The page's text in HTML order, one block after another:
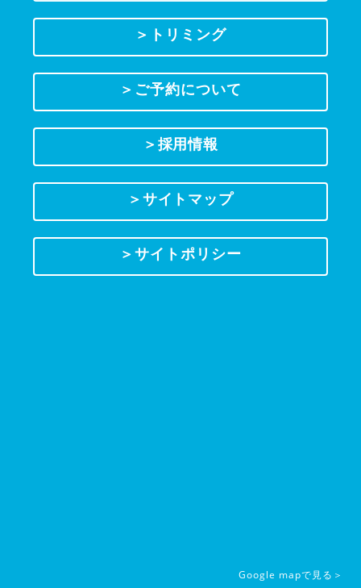
＞トリミング
＞ご予約について
＞採用情報
＞サイトマップ
＞サイトポリシー
Google mapで見る＞